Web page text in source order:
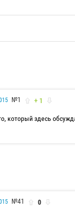
№1 + 1
который здесь
№41 0